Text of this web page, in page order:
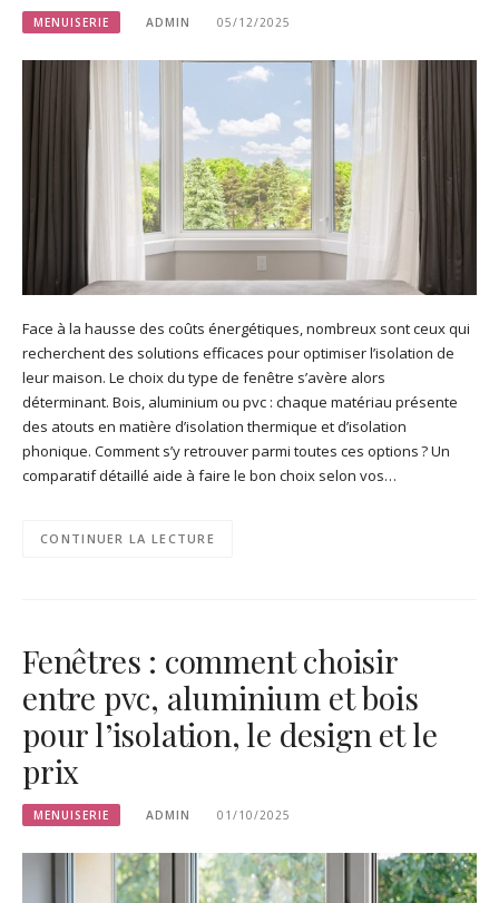
MENUISERIE ADMIN 05/12/2025
Face à la hausse des coûts énergétiques, nombreux sont ceux qui
recherchent des solutions efficaces pour optimiser l’isolation de
leur maison. Le choix du type de fenêtre s’avère alors
déterminant. Bois, aluminium ou pvc : chaque matériau présente
des atouts en matière d’isolation thermique et d’isolation
phonique. Comment s’y retrouver parmi toutes ces options ? Un
comparatif détaillé aide à faire le bon choix selon vos…
CONTINUER LA LECTURE
Fenêtres : comment choisir
entre pvc, aluminium et bois
pour l’isolation, le design et le
prix
MENUISERIE ADMIN 01/10/2025